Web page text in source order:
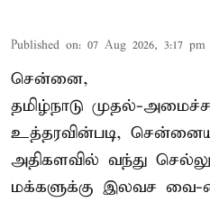
Published on: 07 Aug 2026, 3:17 pm
சென்னை,
தமிழ்நாடு முதல்-
உத்தரவின்படி,
அதிகளவில் வந்து
மக்களுக்கு இலவச வை-